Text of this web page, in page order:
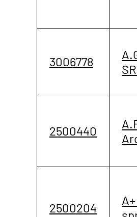
3006778
2500440
2500204